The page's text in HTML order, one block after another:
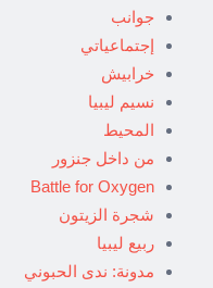
جوانب
إجتماعياتي
خرابيش
نسيم ليبيا
المحيط
من داخل جنزور
Battle for Oxygen
شجرة الزيتون
ربيع ليبيا
مدونة: ندى الحبوني